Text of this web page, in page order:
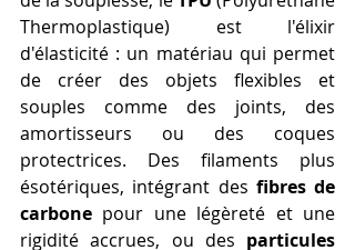
Thermoplastique) est l'élixir
d'élasticité : un matériau qui permet
de créer des objets flexibles et
souples comme des joints, des
amortisseurs ou des coques
protectrices. Des filaments plus
ésotériques, intégrant des fibres de
carbone pour une légèreté et une
rigidité accrues, ou des particules